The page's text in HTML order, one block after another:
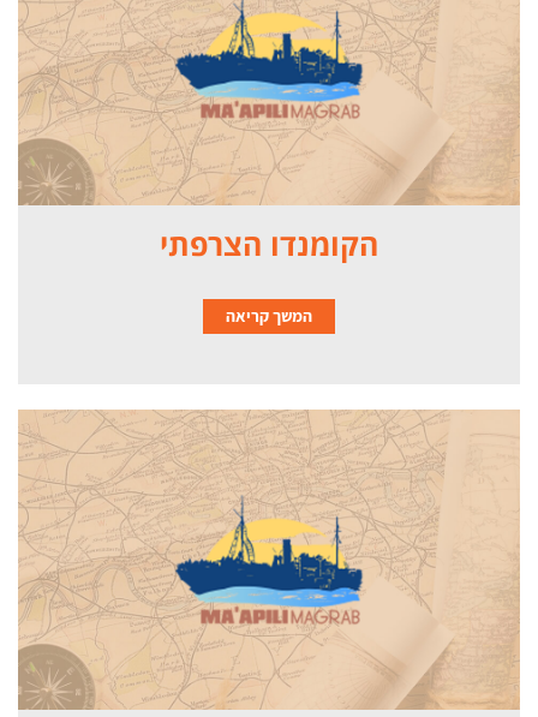
הקומנדו הצרפתי
המשך קריאה